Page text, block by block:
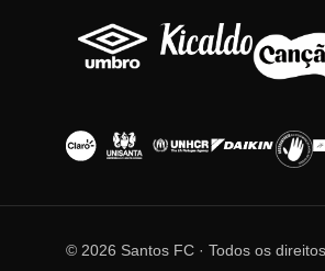
© 2026 Santos FC · Todos os